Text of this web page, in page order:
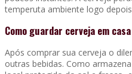
temperuta ambiente logo
Como guardar cerveja em casa
Após comprar sua cerveja o
outras bebidas. Como